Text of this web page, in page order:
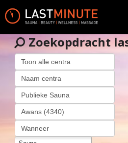
Zoekopdracht